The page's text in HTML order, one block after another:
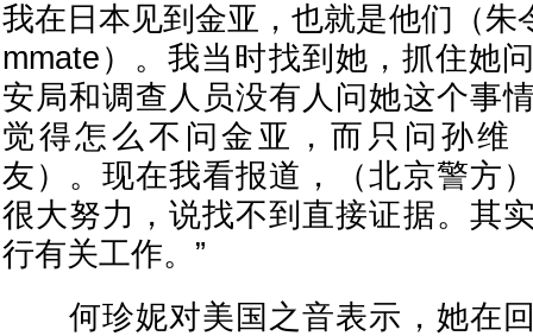
我在日本见到金亚，也就是他们（朱
mmate）。我当时找到她，抓住她
安局和调查人员没有人问她这个事
觉得怎么不问金亚，而只问孙维
友）。现在我看报道，（北京警方
很大努力，说找不到直接证据。其
行有关工作。”
何珍妮对美国之音表示，她在回